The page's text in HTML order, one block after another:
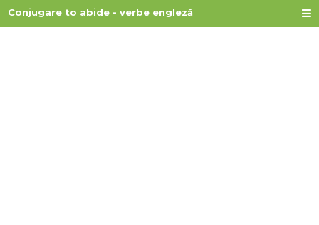
Conjugare to abide - verbe engleză